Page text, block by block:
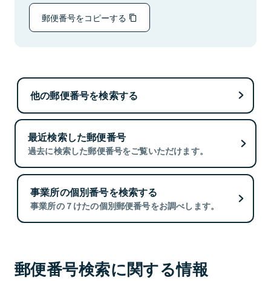
郵便番号をコピーする
他の郵便番号を検索する
最近検索した郵便番号
過去に検索した郵便番号をご覧いただけます。
事業所の個別番号を検索する
事業所の７けたの個別郵便番号をお調べします。
郵便番号検索に関する情報